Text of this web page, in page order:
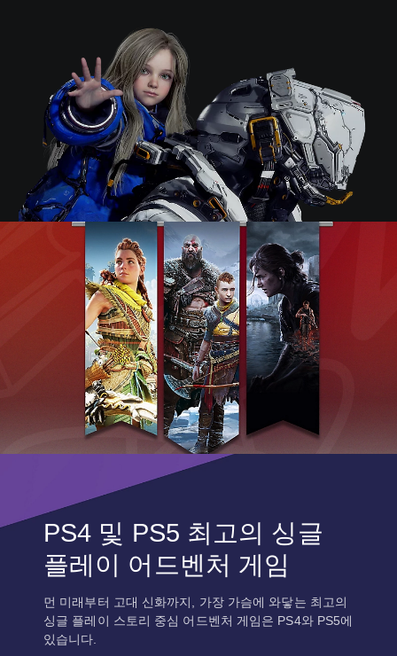
PS4 및 PS5 최고의 싱글
플레이 어드벤처 게임
먼 미래부터 고대 신화까지, 가장 가슴에 와닿는 최고의
싱글 플레이 스토리 중심 어드벤처 게임은 PS4와 PS5에
있습니다.